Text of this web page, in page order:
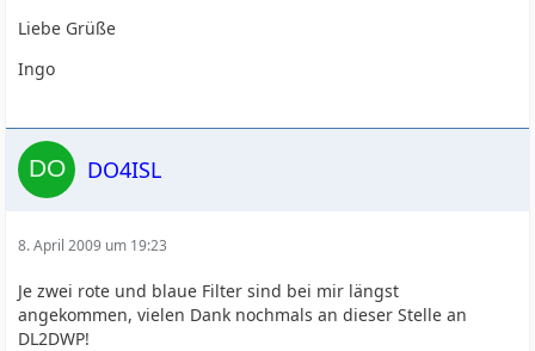
Liebe Grüße
Ingo
DO4ISL
8. April 2009 um 19:23
Je zwei rote und blaue Filter sind bei mir längst
angekommen, vielen Dank nochmals an dieser Stelle an
DL2DWP!